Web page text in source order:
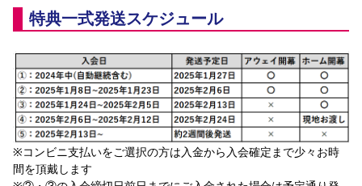
選手・スタッフ スケジュール
アカデミー ハナサカプレーヤー 歴代所属選手
シーズンシート 法人シーズンシート 福祉サービス
特定興行入場券 譲渡サービス リセールサービス
初めて観戦ガイド キッズ向けサービス グルメ
マッチデープログラム
観戦マナー&ルール ビジターサポーター観戦ガイド 公式アプリ
スタジアム
YANMAR HANASAKA STADIUM
セレッソ大阪について
沿革 求人情報
サポートする
パートナー企業募集中 セレッソ大阪VISAカード サポートスタッフ
セレッソアイデアちょうだいな 応援商店街
Lise（ライセンスビジネス）
サステナビリティ
ファンクラブ
ファンクラブ
SAKURA SOCIO SAKURA POINT Program 招待券引換方法 先行入場
まいセレチケット 会員規定 婚姻届・出生届・命名書
ニュース
ニュース
すべて チーム
ホームタウン パートナー スポーツクラブ メディア 30周年
レディース
特典一式発送スケジュール
※コンビニ支払いをご選択の方は入金から入会確定まで少々お時
間を頂戴します